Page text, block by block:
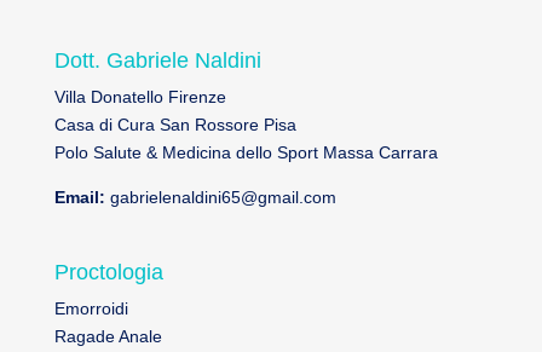
Dott. Gabriele Naldini
Villa Donatello Firenze
Casa di Cura San Rossore Pisa
Polo Salute & Medicina dello Sport Massa Carrara
Email: gabrielenaldini65@gmail.com
Proctologia
Emorroidi
Ragade Anale